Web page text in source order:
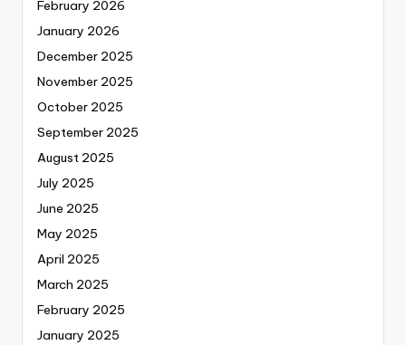
February 2026
January 2026
December 2025
November 2025
October 2025
September 2025
August 2025
July 2025
June 2025
May 2025
April 2025
March 2025
February 2025
January 2025